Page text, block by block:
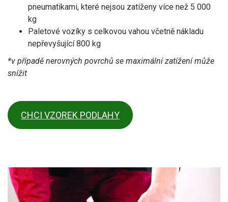
pneumatikami, které nejsou zatíženy více než 5 000
kg
Paletové vozíky s celkovou vahou včetně nákladu
nepřevyšující 800 kg
*v případě nerovných povrchů se maximální zatížení může
snížit
CHCI VZOREK PODLAHY